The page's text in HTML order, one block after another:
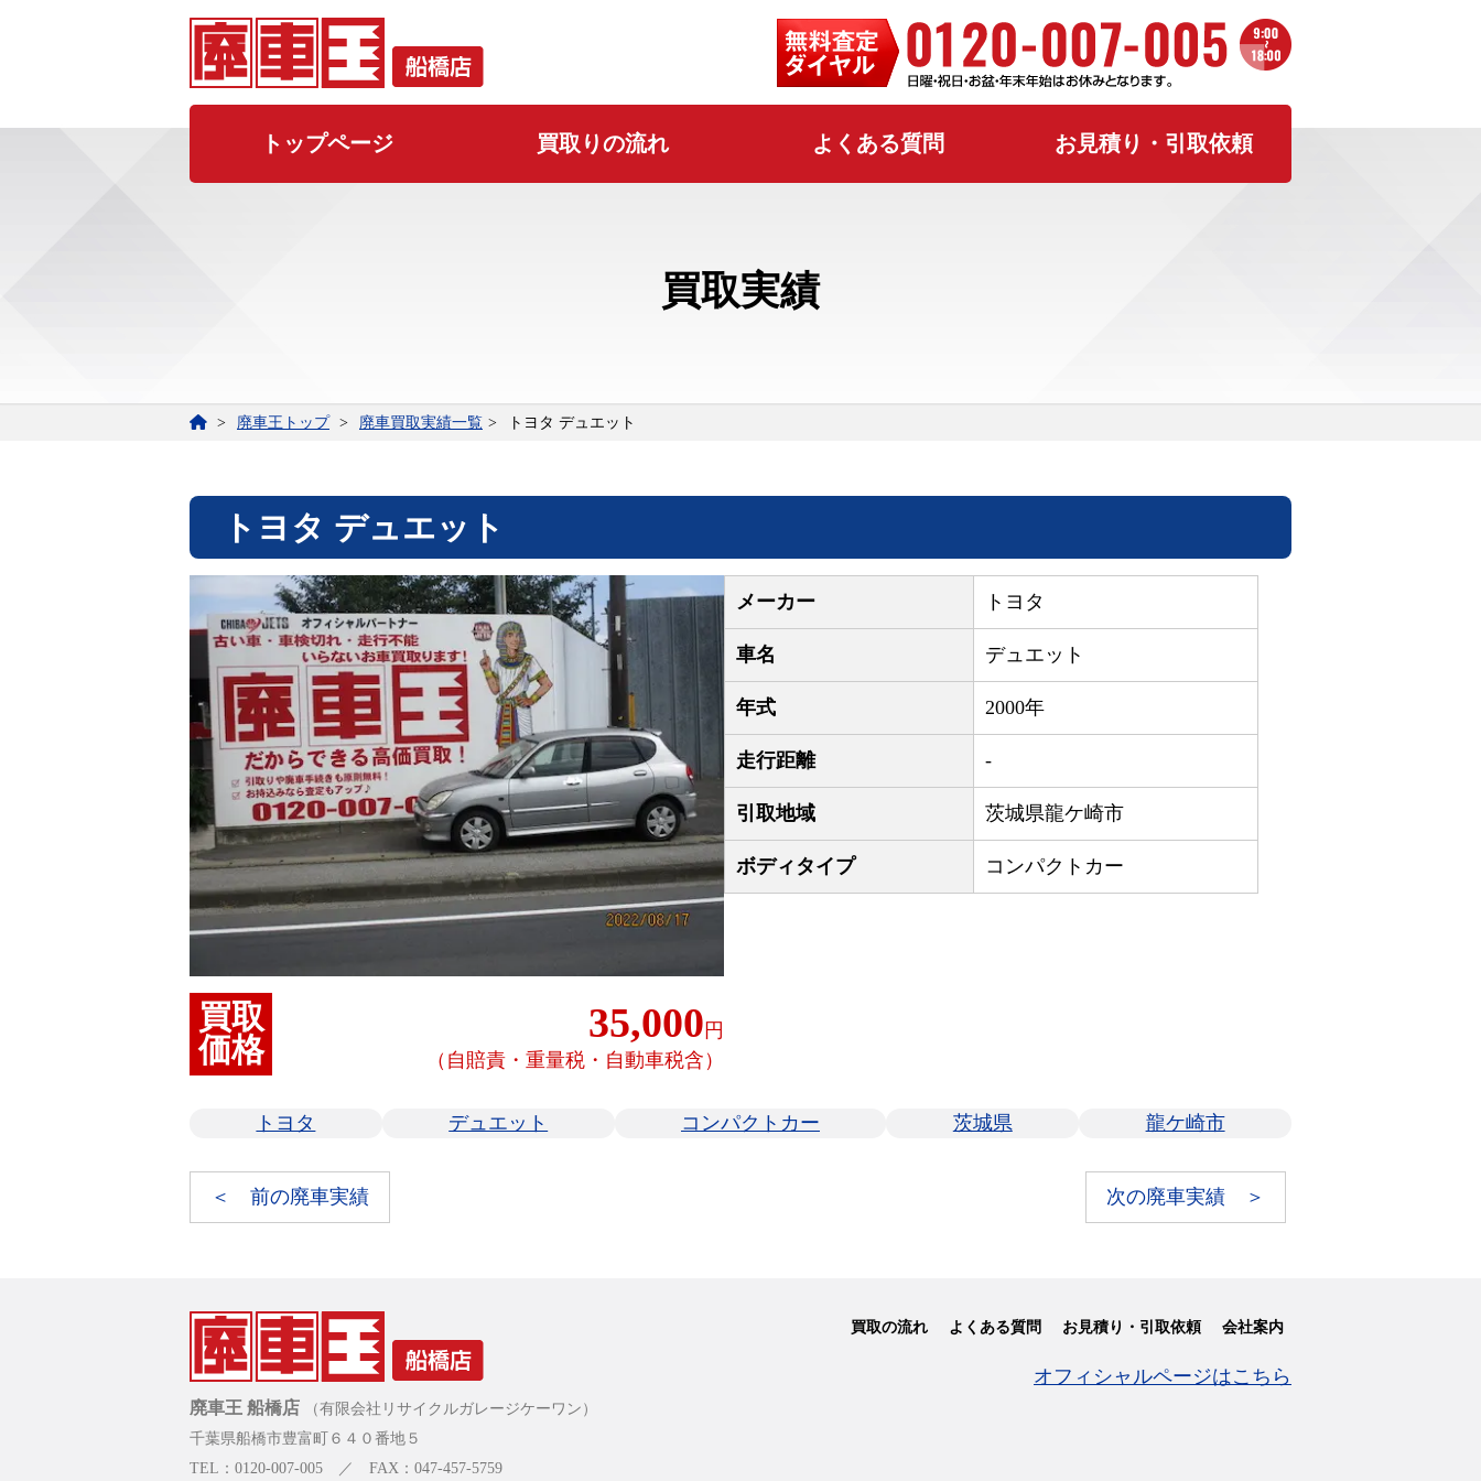
トップページ 買取りの流れ よくある質問 お見積り・引取依頼
買取実績
廃車王トップ 廃車買取実績一覧 トヨタ デュエット
トヨタ デュエット
買取
価格
35,000円
（自賠責・重量税・自動車税含）
メーカー トヨタ
車名 デュエット
年式 2000年
走行距離 -
引取地域 茨城県龍ケ崎市
ボディタイプ コンパクトカー
トヨタ デュエット コンパクトカー 茨城県 龍ケ崎市
＜ 前の廃車実績 次の廃車実績 ＞
廃車王 船橋店
（有限会社リサイクルガレージケーワン）
千葉県船橋市豊富町６４０番地５
TEL：0120-007-005 ／ FAX：047-457-5759
買取の流れ よくある質問 お見積り・引取依頼 会社案内
オフィシャルページはこちら